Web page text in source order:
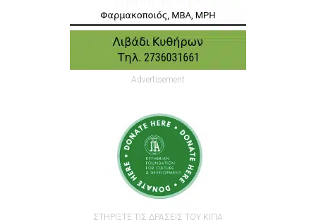
Advertisement
ΣΤΗΡΙΞΤΕ ΤΙΣ ΔΡΑΣΕΙΣ ΤΟΥ ΚΙΠΑ